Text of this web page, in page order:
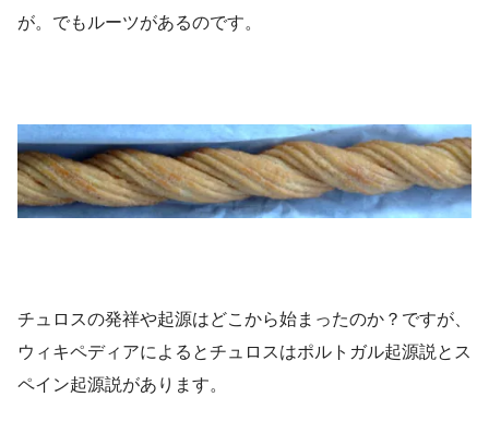
が。でもルーツがあるのです。
チュロスの発祥や起源はどこから始まったのか？ですが、
ウィキペディアによるとチュロスはポルトガル起源説とス
ペイン起源説があります。